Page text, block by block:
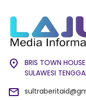
BRIS TOWN
SULAWESI